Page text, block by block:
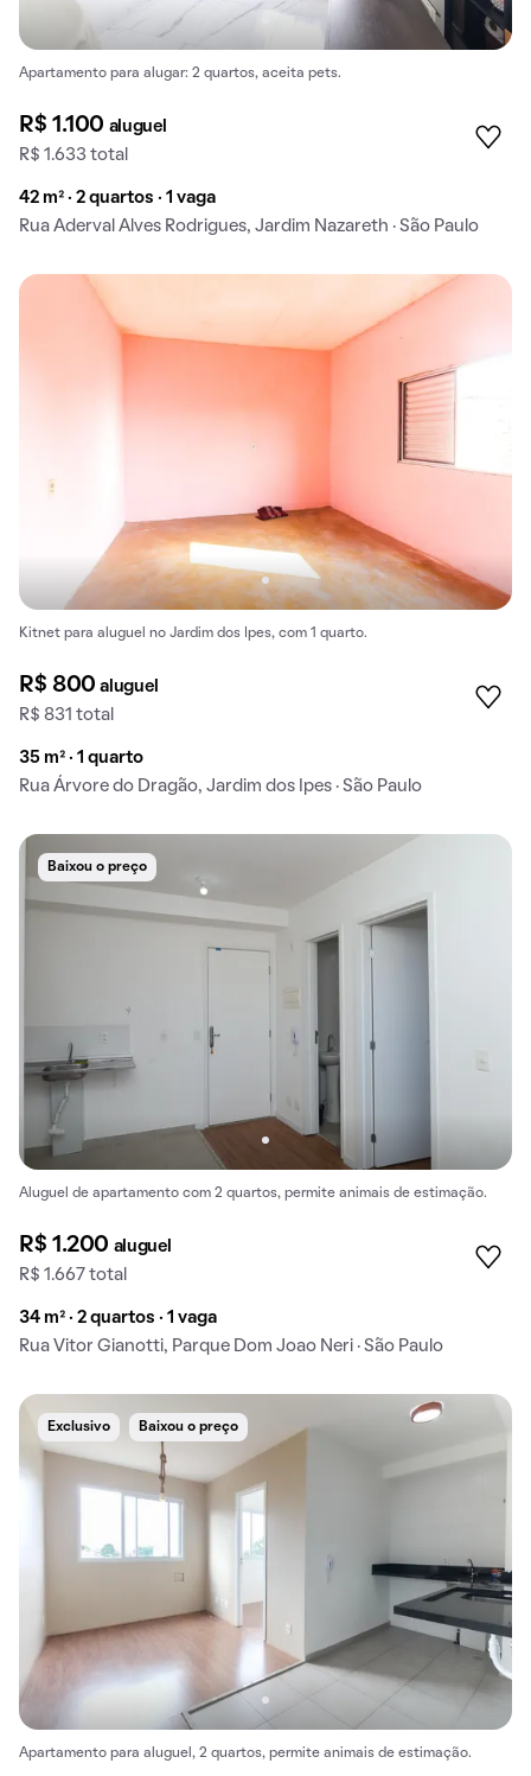
Apartamento para alugar: 2 quartos, aceita pets.
R$ 1.100 aluguel
R$ 1.633 total
42 m² · 2 quartos · 1 vaga
Rua Aderval Alves Rodrigues, Jardim Nazareth · São Paulo
Kitnet para aluguel no Jardim dos Ipes, com 1 quarto.
R$ 800aluguel
R$ 831 total
35 m² · 1 quarto
Rua Árvore do Dragão, Jardim dos Ipes · São Paulo
Baixou o preço
Aluguel de apartamento com 2 quartos, permite animais de estimação.
R$ 1.200 aluguel
R$ 1.667 total
34 m² · 2 quartos · 1 vaga
Rua Vitor Gianotti, Parque Dom Joao Neri · São Paulo
Exclusivo Baixou o preço
Apartamento para aluguel, 2 quartos, permite animais de estimação.